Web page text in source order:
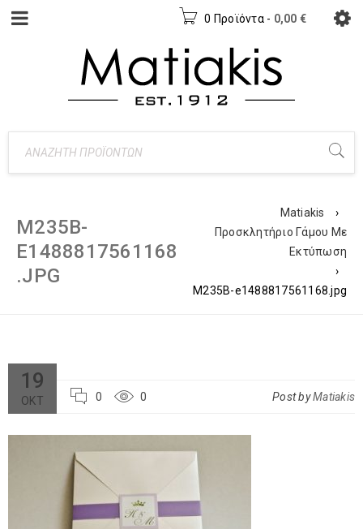
0 Προϊόντα - 0,00 €
M235B-
E1488817561168
.JPG
Matiakis
›
Προσκλητήριο Γάμου Με
Εκτύπωση
›
M235B-e1488817561168.jpg
19
ΟΚΤ 0 0 Post byMatiakis